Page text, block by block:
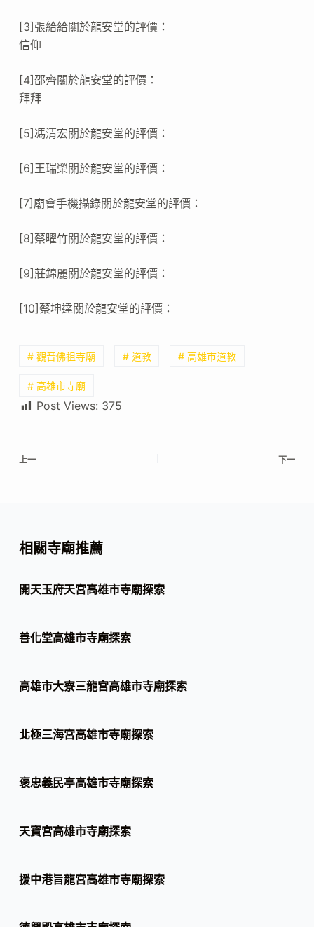
[3]張給給關於龍安堂的評價：
信仰
[4]邵齊關於龍安堂的評價：
拜拜
[5]馮清宏關於龍安堂的評價：
[6]王瑞榮關於龍安堂的評價：
[7]廟會手機攝錄關於龍安堂的評價：
[8]蔡曜竹關於龍安堂的評價：
[9]莊錦麗關於龍安堂的評價：
[10]蔡坤達關於龍安堂的評價：
# 觀音佛祖寺廟 # 道教 # 高雄市道教
# 高雄市寺廟
Post Views: 375
上一 下一
相關寺廟推薦
開天玉府天宮高雄市寺廟探索
善化堂高雄市寺廟探索
高雄市大寮三龍宮高雄市寺廟探索
北極三海宮高雄市寺廟探索
褒忠義民亭高雄市寺廟探索
天寶宮高雄市寺廟探索
援中港旨龍宮高雄市寺廟探索